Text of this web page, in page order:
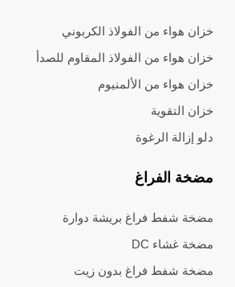
خزان هواء من الفولاذ الكربوني
خزان هواء من الفولاذ المقاوم للصدأ
خزان هواء من الألمنيوم
خزان التقوية
دلو إزالة الرغوة
مضخة الفراغ
مضخة شفط فراغ بريشة دوارة
مضخة غشاء DC
مضخة شفط فراغ بدون زيت